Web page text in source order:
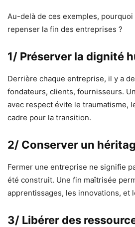
Au-delà de ces exemples,
repenser la fin des entreprises ?
1/ Préserver la dignité
Derrière chaque entreprise, il y a
fondateurs, clients, fournisseurs.
avec respect évite le traumatisme,
cadre pour la transition.
2/ Conserver un
Fermer une entreprise ne signifie
été construit. Une fin maîtrisée
apprentissages, les innovations, et
3/ Libérer des